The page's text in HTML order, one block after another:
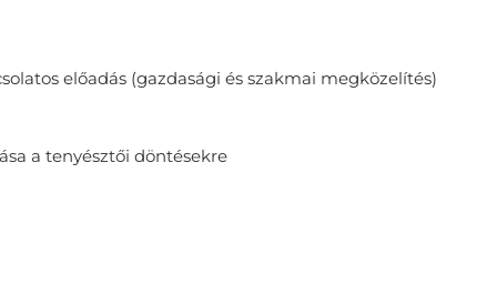
előadás (gazdasági és szakmai megközelítés)
a tenyésztői döntésekre